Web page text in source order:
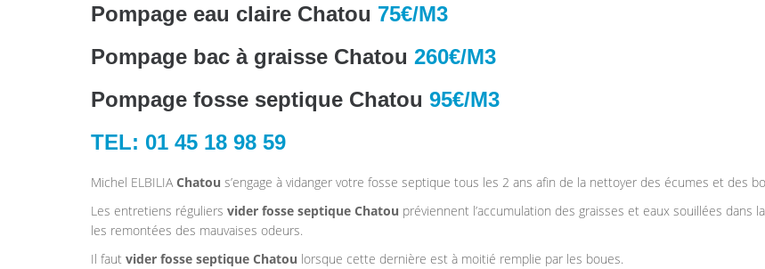
Pompage eau claire Chatou 75€/M3
Pompage bac à graisse Chatou 260€/M3
Pompage fosse septique Chatou 95€/M3
TEL: 01 45 18 98 59
Michel ELBILIAChatou s’engage à vidanger votre fosse septique tous les 2 ans afin de la nettoyer des écumes et des
Les entretiens réguliers vider fosse septique Chatou préviennent l’accumulation des graisses et eaux souillées dans
les remontées des mauvaises odeurs.
Il faut vider fosse septique Chatou lorsque cette dernière est à moitié remplie par les boues.